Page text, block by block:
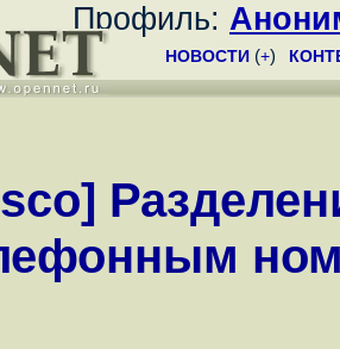
Профиль:
НОВОСТИ (+)